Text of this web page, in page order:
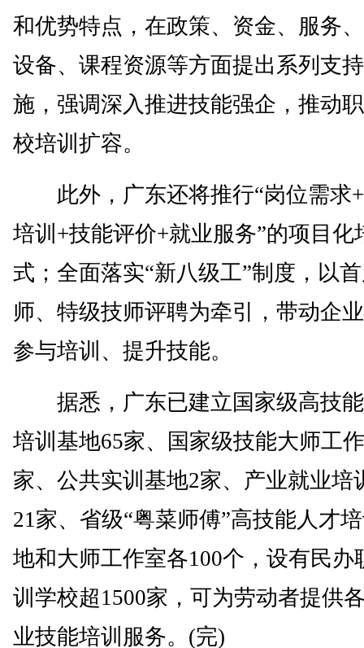
和优势特点，在政策、资金、服务
设备、课程资源等方面提出系列支
施，强调深入推进技能强企，推动
校培训扩容。
此外，广东还将推行“岗位需求
培训+技能评价+就业服务”的项目化
式；全面落实“新八级工”制度，以
师、特级技师评聘为牵引，带动企
参与培训、提升技能。
据悉，广东已建立国家级高技
培训基地65家、国家级技能大师工
家、公共实训基地2家、产业就业培
21家、省级“粤菜师傅”高技能人才
地和大师工作室各100个，设有民办
训学校超1500家，可为劳动者提供
业技能培训服务。(完)